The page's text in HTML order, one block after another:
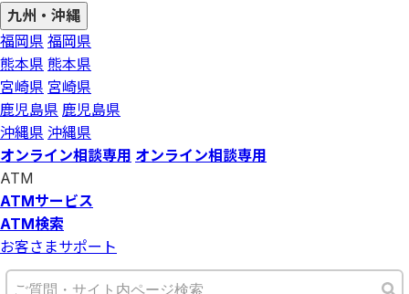
九州・沖縄
福岡県 福岡県
熊本県 熊本県
宮崎県 宮崎県
鹿児島県 鹿児島県
沖縄県 沖縄県
オンライン相談専用 オンライン相談専用
ATM
ATMサービス
ATM検索
お客さまサポート